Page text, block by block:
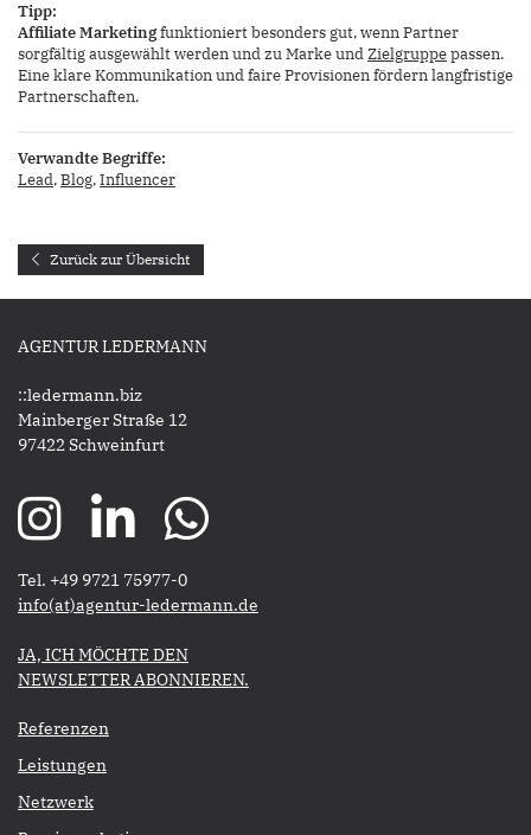
Tipp:
Affiliate Marketingfunktioniert besonders gut, wenn Partner
sorgfältig ausgewählt werden und zu Marke undZielgruppepassen.
Eine klare Kommunikation und faire Provisionen fördern langfristige
Partnerschaften.
Verwandte Begriffe:
Lead,Blog,Influencer
Zurück zur Übersicht
AGENTUR LEDERMANN
::ledermann.biz
Mainberger Straße 12
97422 Schweinfurt
Tel. +49 9721 75977-0
​​​​​​​info(at)agentur-ledermann.de
​​​​​JA, ICH MÖCHTE DEN
NEWSLETTER ABONNIEREN.​​​​​​​
Referenzen
Leistungen
Netzwerk